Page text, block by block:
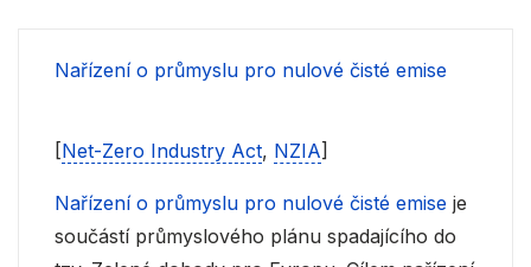
Nařízení o průmyslu pro nulové čisté emise
[Net-Zero Industry Act, NZIA]
Nařízení o průmyslu pro nulové čisté emise je
součástí průmyslového plánu spadajícího do